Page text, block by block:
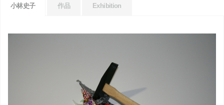
小林史子 作品 Exhibition